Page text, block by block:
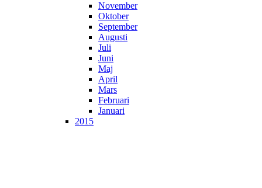
November
Oktober
September
Augusti
Juli
Juni
Maj
April
Mars
Februari
Januari
2015